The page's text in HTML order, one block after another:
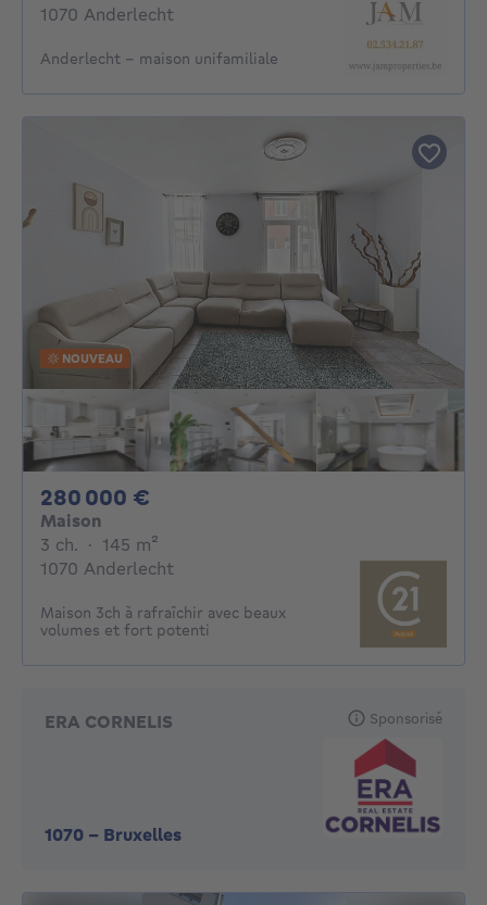
1070 Anderlecht
Anderlecht - maison unifamiliale
NOUVEAU
280 000 €
Maison
3 ch. 3 chambres
· 145 m²
1070 Anderlecht
Maison 3ch à rafraîchir avec beaux
volumes et fort potenti
ERA CORNELIS
1070 - Bruxelles
Sponsorisé